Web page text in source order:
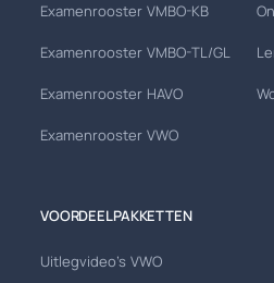
Examenrooster VMBO-KB
Examenrooster VMBO-TL/GL
Examenrooster HAVO
Examenrooster VWO
VOORDEELPAKKETTEN
Uitlegvideo's VWO